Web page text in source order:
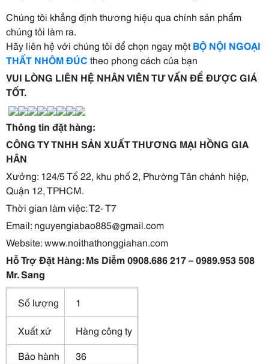
Chúng tôi khẳng định thương hiệu qua chính sản phẩm
chúng tôi làm ra.
Hãy liên hệ với chúng tôi để chọn ngay một BỘ NỘI NGOẠI
THẤT NHÔM ĐÚC theo phong cách của bạn
VUI LÒNG LIÊN HỆ NHÂN VIÊN TƯ VẤN ĐỂ ĐƯỢC GIÁ
TỐT.
Thông tin đặt hàng:
CÔNG TY TNHH SẢN XUẤT THƯƠNG MẠI HỒNG GIA
HÂN
Xưởng: 124/5 Tổ 22, khu phố 2, Phường Tân chánh hiệp,
Quận 12, TPHCM.
Thời gian làm việc: T2- T7
Email: nguyengiabao885@gmail.com
Website: www.noithathonggiahan.com
Hỗ Trợ Đặt Hàng: Ms Diễm 0908.686 217 – 0989.953 508
Mr. Sang
Số lượng 1
Xuất xứ
Hàng công ty
Bảo hành
36